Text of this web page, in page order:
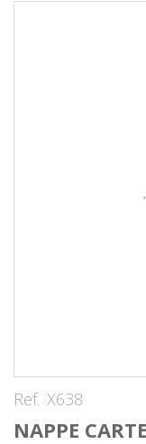
Ref. X638
NAPPE